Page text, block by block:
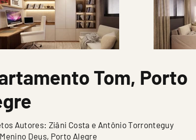
Tom, Porto
Autores: Ziâni Costa e Antônio Torronteguy
Deus, Porto Alegre